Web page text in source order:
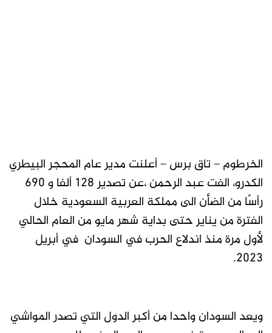
الخرطوم – تاق برس – أعلنت مدير عام المحجر البيطري
الكدرو، الفت عبد الرحمن ،عن تصدير 128 ألفا و 690
رأسًا من الضأن الى مملكة العربية السعودية خلال
الفترة من يناير حتى بداية شهر مايو من العام الحالي
لأول مرة منذ اندلاع الحرب في السودان في أبريل
2023.
ويعد السودان واحدا من أكبر الدول التي تصدر المواشي